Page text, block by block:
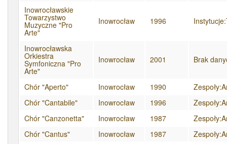
Inowrocławskie
Towarzystwo
Muzyczne "Pro
Arte"
Inowrocław 1996
Inowrocławska
Orkiestra
Symfoniczna "Pro
Arte"
Inowrocław 2001 Brak
Chór "Aperto" Inowrocław 1990
Chór "Cantabile"
Inowrocław 1996
Chór "Canzonetta"
Inowrocław 1987
Chór "Cantus"
Inowrocław 1987